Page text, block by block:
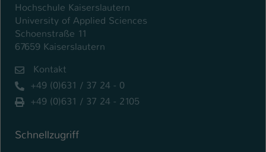
Hochschule Kaiserslautern
University of Applied Sciences
Schoenstraße 11
67659 Kaiserslautern
Kontakt
+49 (0)631 / 37 24 - 0
+49 (0)631 / 37 24 - 2105
Schnellzugriff